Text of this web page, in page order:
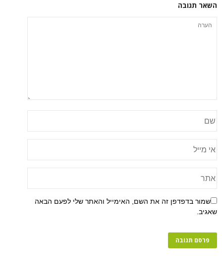
השאר תגובה
שמור בדפדפן זה את השם, האימייל והאתר שלי לפעם הבאה
שאגיב.